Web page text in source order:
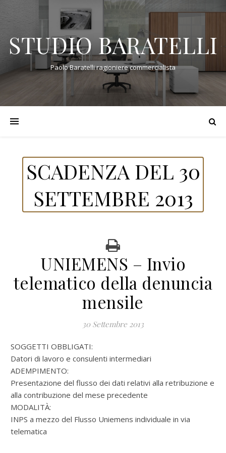
STUDIO BARATELLI
Paolo Baratelli ragioniere commercialista
SCADENZA DEL 30
SETTEMBRE 2013
UNIEMENS – Invio
telematico della denuncia
mensile
30 Settembre 2013
SOGGETTI OBBLIGATI:
Datori di lavoro e consulenti intermediari
ADEMPIMENTO:
Presentazione del flusso dei dati relativi alla retribuzione e
alla contribuzione del mese precedente
MODALITÀ:
INPS a mezzo del Flusso Uniemens individuale in via
telematica